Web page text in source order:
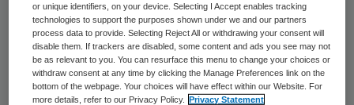
Isala en Isala Diaconessenhuis zijn juridisch
gefuseerd per 1 januari. Ze gaan samen
verder als één ziekenhuisorganisatie met
locaties in Zwolle, Meppel, Kampen,
or unique identifiers, on your device. Selecting I Accept enables tracking
technologies to support the purposes shown under we and our partners
process data to provide. Selecting Reject All or withdrawing your consent will
disable them. If trackers are disabled, some content and ads you see may not
be as relevant to you. You can resurface this menu to change your choices or
withdraw consent at any time by clicking the Manage Preferences link on the
bottom of the webpage. Your choices will have effect within our Website. For
more details, refer to our Privacy Policy.
Privacy Statement